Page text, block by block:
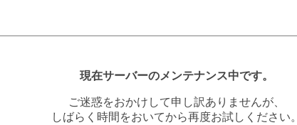
現在サーバーのメンテナンス中です。
ご迷惑をおかけして申し訳ありませんが、
しばらく時間をおいてから再度お試しください。